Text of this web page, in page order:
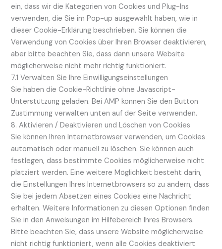
ein, dass wir die Kategorien von Cookies und Plug-Ins
verwenden, die Sie im Pop-up ausgewählt haben, wie in
dieser Cookie-Erklärung beschrieben. Sie können die
Verwendung von Cookies über Ihren Browser deaktivieren,
aber bitte beachten Sie, dass dann unsere Website
möglicherweise nicht mehr richtig funktioniert.
7.1 Verwalten Sie Ihre Einwilligungseinstellungen
Sie haben die Cookie-Richtlinie ohne Javascript-
Unterstützung geladen. Bei AMP können Sie den Button
Zustimmung verwalten unten auf der Seite verwenden.
8. Aktivieren / Deaktivieren und Löschen von Cookies
Sie können Ihren Internetbrowser verwenden, um Cookies
automatisch oder manuell zu löschen. Sie können auch
festlegen, dass bestimmte Cookies möglicherweise nicht
platziert werden. Eine weitere Möglichkeit besteht darin,
die Einstellungen Ihres Internetbrowsers so zu ändern, dass
Sie bei jedem Absetzen eines Cookies eine Nachricht
erhalten. Weitere Informationen zu diesen Optionen finden
Sie in den Anweisungen im Hilfebereich Ihres Browsers.
Bitte beachten Sie, dass unsere Website möglicherweise
nicht richtig funktioniert, wenn alle Cookies deaktiviert